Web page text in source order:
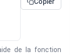
de la fonction